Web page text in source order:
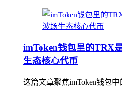
imToken钱包里的TRX
生态核心代币
这篇文章聚焦imToken钱包